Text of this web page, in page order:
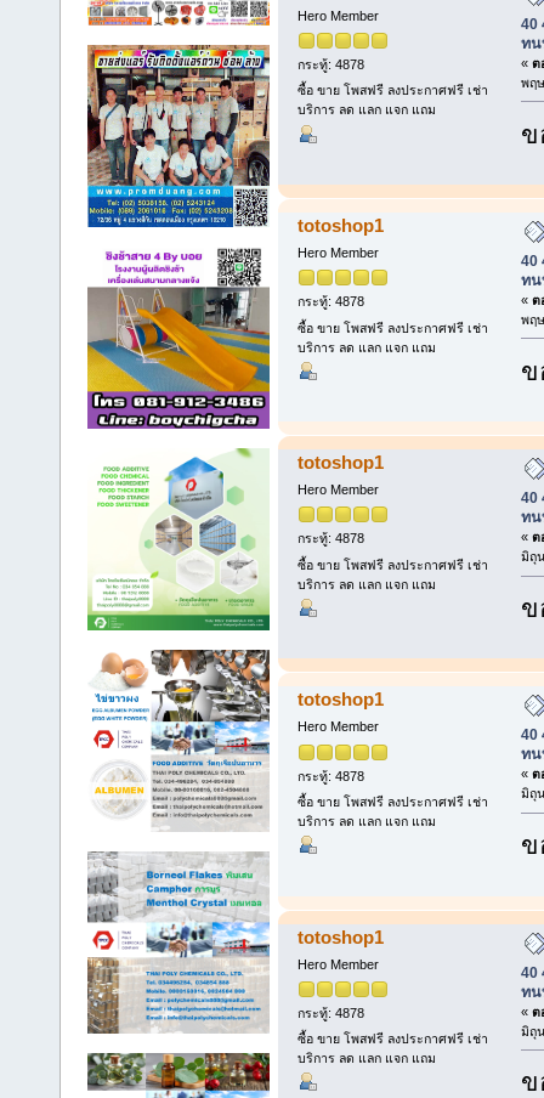
Hero Member
กระทู้: 4878
ซื้อ ขาย โพสฟรี ลงประกาศฟรี เช่า
บริการ ลด แลก แจก แถม
40
ทน
« ต
พฤ
ข
totoshop1
Hero Member
กระทู้: 4878
ซื้อ ขาย โพสฟรี ลงประกาศฟรี เช่า
บริการ ลด แลก แจก แถม
40
ทน
« ต
พฤ
ข
totoshop1
Hero Member
กระทู้: 4878
ซื้อ ขาย โพสฟรี ลงประกาศฟรี เช่า
บริการ ลด แลก แจก แถม
40
ทน
« ต
มิถุ
ข
totoshop1
Hero Member
กระทู้: 4878
ซื้อ ขาย โพสฟรี ลงประกาศฟรี เช่า
บริการ ลด แลก แจก แถม
40
ทน
« ต
มิถุ
ข
totoshop1
Hero Member
กระทู้: 4878
ซื้อ ขาย โพสฟรี ลงประกาศฟรี เช่า
บริการ ลด แลก แจก แถม
40
ทน
« ต
มิถุ
ข